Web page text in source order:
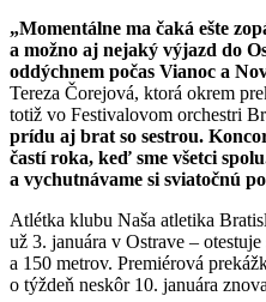
„Momentálne ma čaká ešte
a možno aj nejaký výjazd do
oddýchnem počas Vianoc a
Tereza Čorejová, ktorá okrem
totiž vo Festivalovom orchestri
prídu aj brat so sestrou.
častí roka, keď sme všetci
a vychutnávame si sviatočnú
Atlétka klubu Naša atletika
už 3. januára v Ostrave –
a 150 metrov. Premiérová
o týždeň neskôr 10. januára